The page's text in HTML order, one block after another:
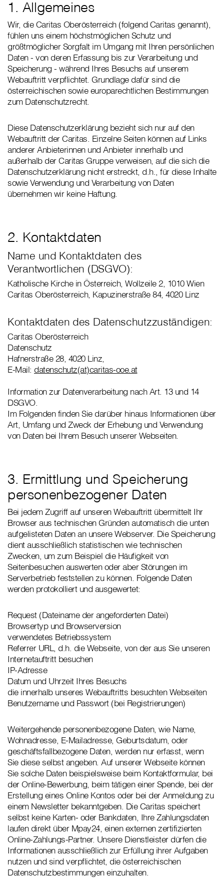
1. Allgemeines
Wir, die Caritas Oberösterreich (folgend Caritas genannt),
fühlen uns einem höchstmöglichen Schutz und
größtmöglicher Sorgfalt im Umgang mit Ihren persönlichen
Daten - von deren Erfassung bis zur Verarbeitung und
Speicherung - während Ihres Besuchs auf unserem
Webauftritt verpflichtet. Grundlage dafür sind die
österreichischen sowie europarechtlichen Bestimmungen
zum Datenschutzrecht.
Diese Datenschutzerklärung bezieht sich nur auf den
Webauftritt der Caritas. Einzelne Seiten können auf Links
anderer Anbieterinnen und Anbieter innerhalb und
außerhalb der Caritas Gruppe verweisen, auf die sich die
Datenschutzerklärung nicht erstreckt, d.h., für diese Inhalte
sowie Verwendung und Verarbeitung von Daten
übernehmen wir keine Haftung.
2. Kontaktdaten
Name und Kontaktdaten des
Verantwortlichen (DSGVO):
Katholische Kirche in Österreich, Wollzeile 2, 1010 Wien
Caritas Oberösterreich, Kapuzinerstraße 84, 4020 Linz
Kontaktdaten des Datenschutzzuständigen:
Caritas Oberösterreich
Datenschutz
Hafnerstraße 28, 4020 Linz,
E-Mail: datenschutz(at)caritas-ooe.at
Information zur Datenverarbeitung nach Art. 13 und 14
DSGVO.
Im Folgenden finden Sie darüber hinaus Informationen über
Art, Umfang und Zweck der Erhebung und Verwendung
von Daten bei Ihrem Besuch unserer Webseiten.
3. Ermittlung und Speicherung
personenbezogener Daten
Bei jedem Zugriff auf unseren Webauftritt übermittelt Ihr
Browser aus technischen Gründen automatisch die unten
aufgelisteten Daten an unsere Webserver. Die Speicherung
dient ausschließlich statistischen wie technischen
Zwecken, um zum Beispiel die Häufigkeit von
Seitenbesuchen auswerten oder aber Störungen im
Serverbetrieb feststellen zu können. Folgende Daten
werden protokolliert und ausgewertet:
Request (Dateiname der angeforderten Datei)
Browsertyp und Browserversion
verwendetes Betriebssystem
Referrer URL, d.h. die Webseite, von der aus Sie unseren
Internetauftritt besuchen
IP-Adresse
Datum und Uhrzeit Ihres Besuchs
die innerhalb unseres Webauftritts besuchten Webseiten
Benutzername und Passwort (bei Registrierungen)
Weitergehende personenbezogene Daten, wie Name,
Wohnadresse, E-Mailadresse, Geburtsdatum, oder
geschäftsfallbezogene Daten, werden nur erfasst, wenn
Sie diese selbst angeben. Auf unserer Webseite können
Sie solche Daten beispielsweise beim Kontaktformular, bei
der Online-Bewerbung, beim tätigen einer Spende, bei der
Erstellung eines Online Kontos oder bei der Anmeldung zu
einem Newsletter bekanntgeben. Die Caritas speichert
selbst keine Karten- oder Bankdaten, Ihre Zahlungsdaten
laufen direkt über Mpay24, einen externen zertifizierten
Online-Zahlungs-Partner. Unsere Dienstleister dürfen die
Informationen ausschließlich zur Erfüllung ihrer Aufgaben
nutzen und sind verpflichtet, die österreichischen
Datenschutzbestimmungen einzuhalten.